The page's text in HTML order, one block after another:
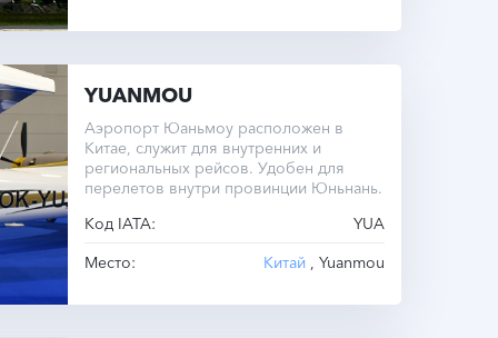
YUANMOU
Аэропорт Юаньмоу расположен в
Китае, служит для внутренних и
региональных рейсов. Удобен для
перелетов внутри провинции Юньнань.
Код IATA:
YUA
Место:
Китай , Yuanmou